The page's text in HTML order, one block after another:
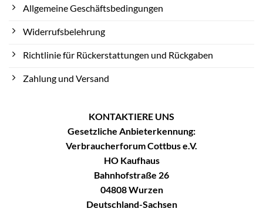
Allgemeine Geschäftsbedingungen
Widerrufsbelehrung
Richtlinie für Rückerstattungen und Rückgaben
Zahlung und Versand
KONTAKTIERE UNS
Gesetzliche Anbieterkennung:
Verbraucherforum Cottbus e.V.
HO Kaufhaus
Bahnhofstraße 26
04808 Wurzen
Deutschland-Sachsen